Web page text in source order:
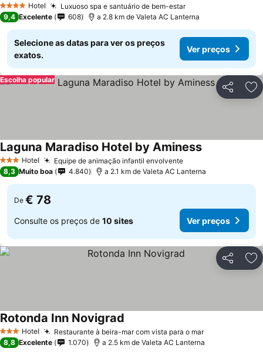
4 EstrelasHotel Luxuoso spa e santuário de bem-estar
9,4 Excelente 608 a 2.8 km de Valeta AC Lanterna
Selecione as datas para ver os preços
exatos.
Ver preços
Partilhar
Escolha popular
3 EstrelasHotel Equipe de animação infantil envolvente
Laguna Maradiso Hotel by Aminess
8,3 Muito boa 4.840 a 2.1 km de Valeta AC Lanterna
De € 78
Consulte os preços de 10 sites Ver preços
Partilhar
3 EstrelasHotel Restaurante à beira-mar com vista para o mar
Rotonda Inn Novigrad
8,8 Excelente 1.070 a 2.5 km de Valeta AC Lanterna